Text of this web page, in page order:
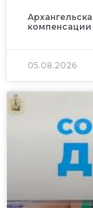
05.08.2026